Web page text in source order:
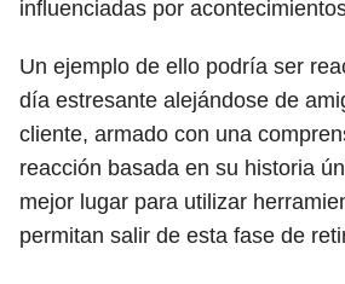
influenciadas por
Un ejemplo de ello podría ser
día estresante alejándose de
cliente, armado con una
reacción basada en su historia
mejor lugar para utilizar
permitan salir de esta fase de